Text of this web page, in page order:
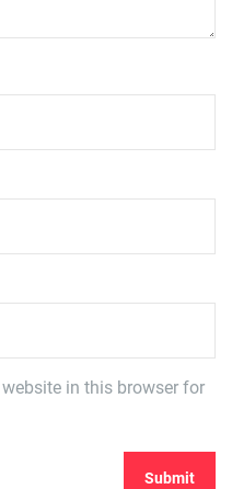
in this browser for